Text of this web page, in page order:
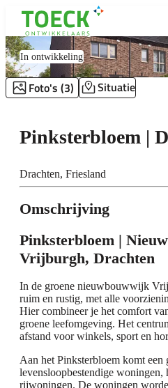
Pinksterbloem | Drachten
In ontwikkeling
Foto's (3) Situatie
Pinksterbloem |
Drachten, Friesland
Omschrijving
Pinksterbloem |
Vrijburgh, Drachten
In de groene nieuwbouwwijk
ruim en rustig, met alle
Hier combineer je het comfort
groene leefomgeving. Het
afstand voor winkels, sport en
Aan het Pinksterbloem komt een
levensloopbestendige
rijwoningen. De woningen